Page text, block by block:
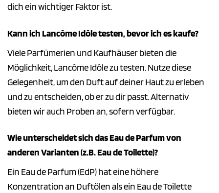
dich ein wichtiger Faktor ist.
Kann ich Lancôme Idôle testen, bevor ich es kaufe?
Viele Parfümerien und Kaufhäuser bieten die
Möglichkeit, Lancôme Idôle zu testen. Nutze diese
Gelegenheit, um den Duft auf deiner Haut zu erleben
und zu entscheiden, ob er zu dir passt. Alternativ
bieten wir auch Proben an, sofern verfügbar.
Wie unterscheidet sich das Eau de Parfum von
anderen Varianten (z.B. Eau de Toilette)?
Ein Eau de Parfum (EdP) hat eine höhere
Konzentration an Duftölen als ein Eau de Toilette